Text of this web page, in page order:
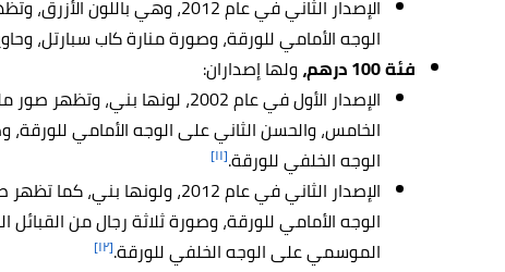
الإصدار الثاني في عام 2012،
الوجه الأمامي للورقة، وصورة منارة كاب سبارتل،
فئة 100 درهم،
ولها إصداران:
الإصدار الأول في عام 2002،
الخامس، والحسن الثاني على الوجه الأمامي للورقة،
الوجه الخلفي للورقة.[١١]
الإصدار الثاني في عام 2012،
الوجه الأمامي للورقة، وصورة ثلاثة رجال من
الموسمي على الوجه الخلفي للورقة.[١٢]